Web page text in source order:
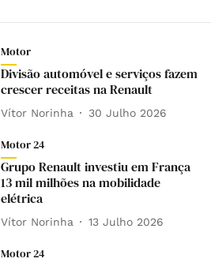
Motor
Divisão automóvel e serviços fazem
crescer receitas na Renault
Vítor Norinha 30 Julho 2026
Motor 24
Grupo Renault investiu em França
13 mil milhões na mobilidade
elétrica
Vítor Norinha 13 Julho 2026
Motor 24